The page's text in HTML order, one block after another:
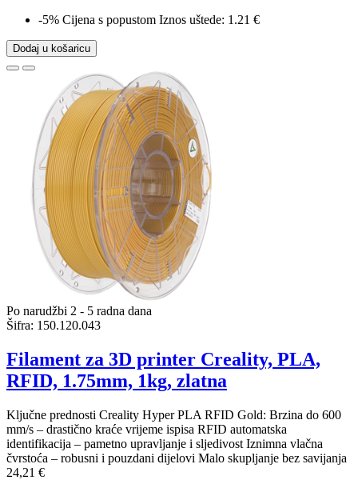
-5% Cijena s popustom Iznos uštede: 1.21 €
Dodaj u košaricu
Po narudžbi 2 - 5 radna dana
Šifra: 150.120.043
Filament za 3D printer Creality, PLA,
RFID, 1.75mm, 1kg, zlatna
Ključne prednosti Creality Hyper PLA RFID Gold: Brzina do 600
mm/s – drastično kraće vrijeme ispisa RFID automatska
identifikacija – pametno upravljanje i sljedivost Iznimna vlačna
čvrstoća – robusni i pouzdani dijelovi Malo skupljanje bez savijanja
24,21 €